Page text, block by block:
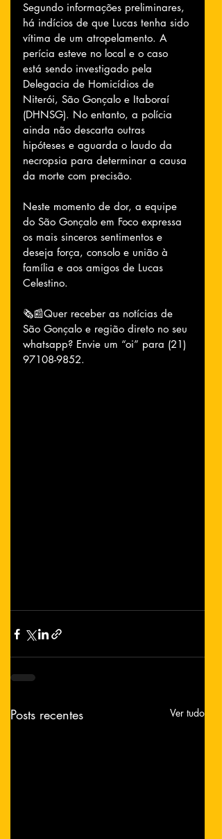
Segundo informações preliminares,
há indícios de que Lucas tenha sido
vítima de um atropelamento. A
perícia esteve no local e o caso
está sendo investigado pela
Delegacia de Homicídios de
Niterói, São Gonçalo e Itaboraí
(DHNSG). No entanto, a polícia
ainda não descarta outras
hipóteses e aguarda o laudo da
necropsia para determinar a causa
da morte com precisão.
Neste momento de dor, a equipe
do São Gonçalo em Foco expressa
os mais sinceros sentimentos e
deseja força, consolo e união à
família e aos amigos de Lucas
Celestino.
🗞📰Quer receber as notícias de
São Gonçalo e região direto no seu
whatsapp? Envie um “oi” para (21)
97108-9852.
Posts recentes Ver tudo